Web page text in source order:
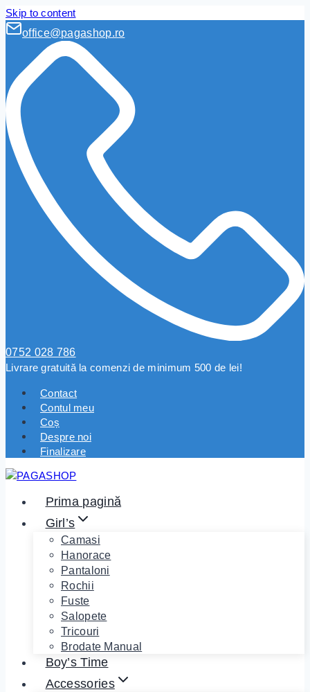
Skip to content
office@pagashop.ro
0752 028 786
Livrare gratuită la comenzi de minimum 500 de lei!
Contact
Contul meu
Coș
Despre noi
Finalizare
Prima pagină
Girl’s
Camasi
Hanorace
Pantaloni
Rochii
Fuste
Salopete
Tricouri
Brodate Manual
Boy’s Time
Accessories